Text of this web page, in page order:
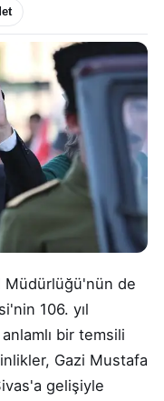
Müdürlüğü'nün de
106. yıl
bir temsili
Gazi Mustafa
gelişiyle